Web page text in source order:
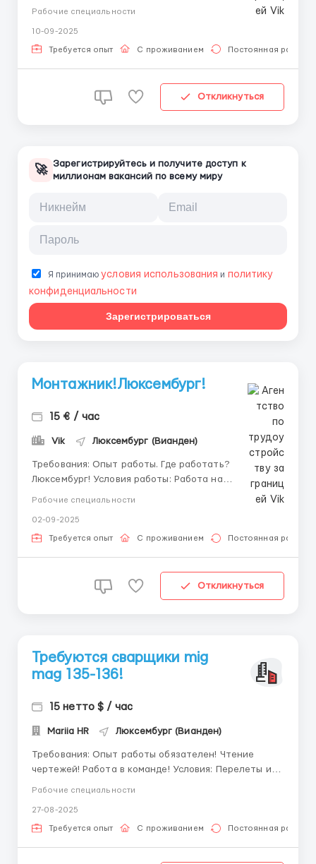
Рабочие специальности
10-09-2025
Требуется опыт С проживанием Постоянная работа
Откликнуться
🚀 Зарегистрируйтесь и получите доступ к
миллионам вакансий по всему миру
Я принимаюусловия использования и политику
конфиденциальности
Зарегистрироваться
Монтажник!Люксембург!
15 € / час
Vik Люксембург (Вианден)
Требования: Опыт работы. Где работать?
Люксембург! Условия работы: Работа на
производственном помещении.Клин домкрат
Рабочие специальности
02-09-2025
Требуется опыт С проживанием Постоянная работа
Откликнуться
Требуются сварщики mig
mag 135-136!
15 нетто $ / час
Mariia HR Люксембург (Вианден)
Требования: Опыт работы обязателен! Чтение
чертежей! Работа в команде! Условия: Перелеты и
жилье за счет компании! Рабочая одежда выдается !
работать и развиваться! Паспорт ЕС (
международная защита, временная защита) ...
Рабочие специальности
27-08-2025
Требуется опыт С проживанием Постоянная работа